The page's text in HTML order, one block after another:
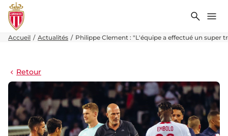
Accueil Actualités Philippe Clement : "L'équipe a effectué un super
Retour